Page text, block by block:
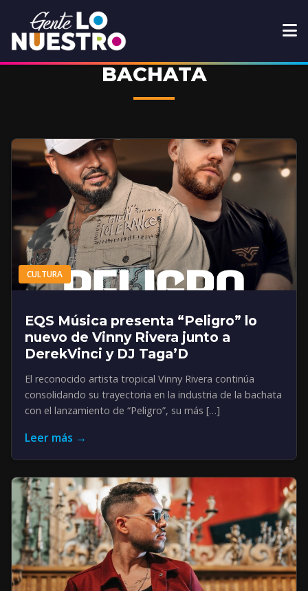
BACHATA
CULTURA
EQS Música presenta “Peligro” lo
nuevo de Vinny Rivera junto a
DerekVinci y DJ Taga’D
El reconocido artista tropical Vinny Rivera continúa
consolidando su trayectoria en la industria de la bachata
con el lanzamiento de “Peligro”, su más […]
Leer más →